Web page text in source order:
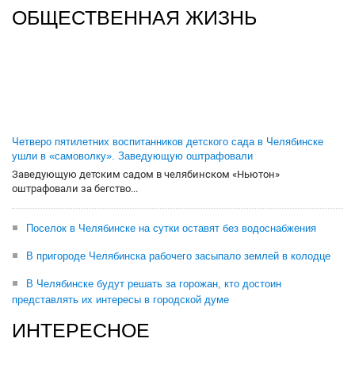
ОБЩЕСТВЕННАЯ ЖИЗНЬ
Четверо пятилетних воспитанников детского сада в Челябинске
ушли в «самоволку». Заведующую оштрафовали
Заведующую детским садом в челябинском «Ньютон»
оштрафовали за бегство...
Поселок в Челябинске на сутки оставят без водоснабжения
В пригороде Челябинска рабочего засыпало землей в колодце
В Челябинске будут решать за горожан, кто достоин
представлять их интересы в городской думе
ИНТЕРЕСНОЕ